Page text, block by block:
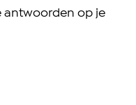
antwoorden op je